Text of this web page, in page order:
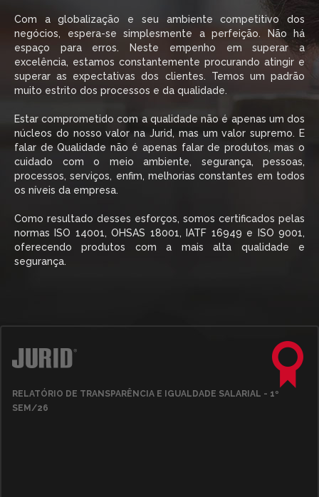
Com a globalização e seu ambiente competitivo dos
negócios, espera-se simplesmente a perfeição. Não há
espaço para erros. Neste empenho em superar a
excelência, estamos constantemente procurando atingir e
superar as expectativas dos clientes. Temos um padrão
muito estrito dos processos e da qualidade.
Estar comprometido com a qualidade não é apenas um dos
núcleos do nosso valor na Jurid, mas um valor supremo. E
falar de Qualidade não é apenas falar de produtos, mas o
cuidado com o meio ambiente, segurança, pessoas,
processos, serviços, enfim, melhorias constantes em todos
os níveis da empresa.
Como resultado desses esforços, somos certificados pelas
normas ISO 14001, OHSAS 18001, IATF 16949 e ISO 9001,
oferecendo produtos com a mais alta qualidade e
segurança.
RELATÓRIO DE TRANSPARÊNCIA E IGUALDADE SALARIAL - 1º
SEM/26